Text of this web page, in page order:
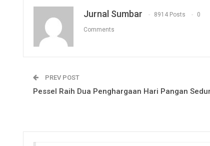
Jurnal Sumbar 8914 Posts 0
Comments
PREV POST
Pessel Raih Dua Penghargaan Hari Pangan